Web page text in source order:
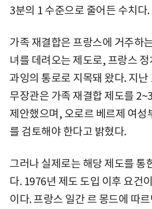
3분의 1 수준으로 줄어든 수치다.
가족 재결합은 프랑스에 거주하
녀를 데려오는 제도로, 프랑스
과잉의 통로로 지목돼 왔다. 지
무장관은 가족 재결합 제도를
제안했으며, 오로르 베르제 여성
를 검토해야 한다고 밝혔다.
그러나 실제로는 해당 제도를 통
다. 1976년 제도 도입 이후 요건
이다. 프랑스 일간 르 몽드에 따